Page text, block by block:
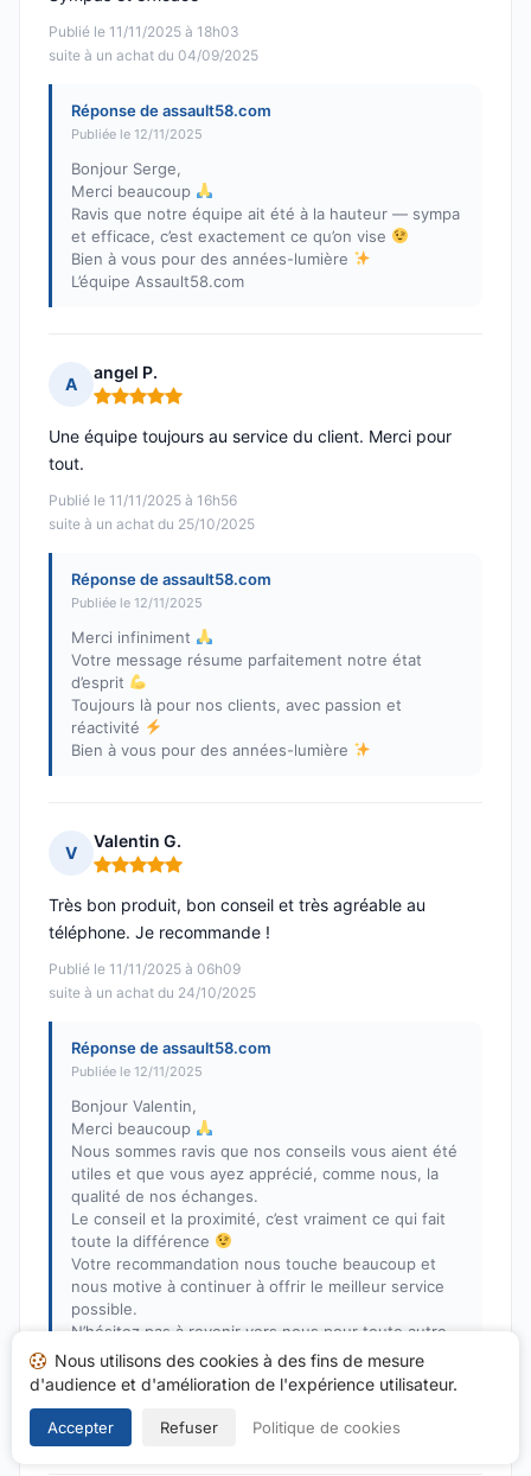
Publié le 11/11/2025 à 18h03
suite à un achat du 04/09/2025
Réponse de assault58.com
Publiée le 12/11/2025
Bonjour Serge,
Merci beaucoup
Ravis que notre équipe ait été à la hauteur — sympa
et efficace, c’est exactement ce qu’on vise
Bien à vous pour des années-lumière
L’équipe Assault58.com
A
angel P.
Note : 5 sur 5
Publié le 11/11/2025 à 16h56
suite à un achat du 25/10/2025
Une équipe toujours au service du client. Merci pour
tout.
Réponse de assault58.com
Publiée le 12/11/2025
Merci infiniment
Votre message résume parfaitement notre état
d’esprit
Toujours là pour nos clients, avec passion et
réactivité
Bien à vous pour des années-lumière
V
Valentin G.
Note : 5 sur 5
Publié le 11/11/2025 à 06h09
suite à un achat du 24/10/2025
Très bon produit, bon conseil et très agréable au
téléphone. Je recommande !
Réponse de assault58.com
Publiée le 12/11/2025
Bonjour Valentin,
Merci beaucoup
Nous sommes ravis que nos conseils vous aient été
utiles et que vous ayez apprécié, comme nous, la
qualité de nos échanges.
Le conseil et la proximité, c’est vraiment ce qui fait
toute la différence
Votre recommandation nous touche beaucoup et
nous motive à continuer à offrir le meilleur service
possible.
N’hésitez pas à revenir vers nous pour toute autre
question ou besoin.
Bien à vous pour des années-lumière
L’équipe d’Assault58
Nous utilisons des cookies à des fins de mesure
d'audience et d'amélioration de l'expérience utilisateur.
Accepter Refuser Politique de cookies